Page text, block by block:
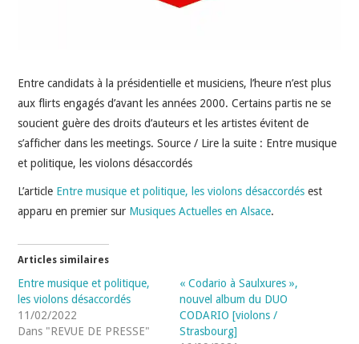
Entre candidats à la présidentielle et musiciens, l’heure n’est plus
aux flirts engagés d’avant les années 2000. Certains partis ne se
soucient guère des droits d’auteurs et les artistes évitent de
s’afficher dans les meetings. Source / Lire la suite : Entre musique
et politique, les violons désaccordés
L’article Entre musique et politique, les violons désaccordés est
apparu en premier sur Musiques Actuelles en Alsace.
Articles similaires
Entre musique et politique,
les violons désaccordés
11/02/2022
Dans "REVUE DE PRESSE"
« Codario à Saulxures »,
nouvel album du DUO
CODARIO [violons /
Strasbourg]